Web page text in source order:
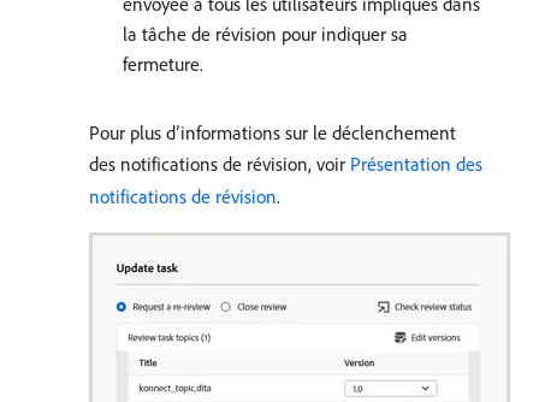
la tâche de révision pour indiquer sa
fermeture.
Pour plus d’informations sur le déclenchement
des notifications de révision, voir Présentation des
notifications de révision.